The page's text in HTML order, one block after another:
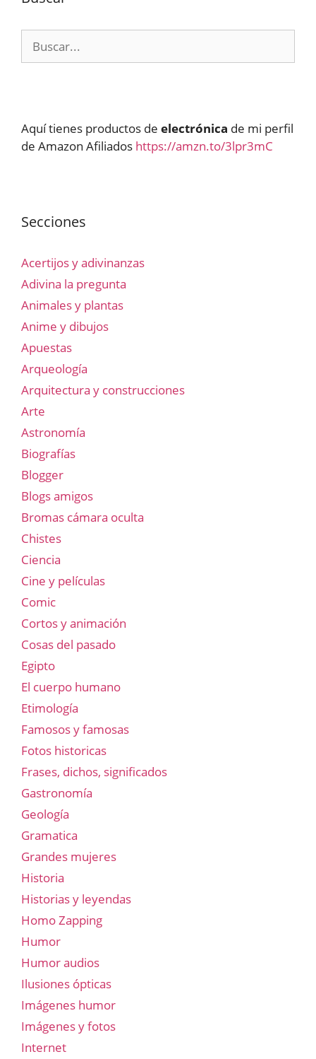
Aquí tienes productos de electrónica de mi perfil
de Amazon Afiliados https://amzn.to/3lpr3mC
Secciones
Acertijos y adivinanzas
Adivina la pregunta
Animales y plantas
Anime y dibujos
Apuestas
Arqueología
Arquitectura y construcciones
Arte
Astronomía
Biografías
Blogger
Blogs amigos
Bromas cámara oculta
Chistes
Ciencia
Cine y películas
Comic
Cortos y animación
Cosas del pasado
Egipto
El cuerpo humano
Etimología
Famosos y famosas
Fotos historicas
Frases, dichos, significados
Gastronomía
Geología
Gramatica
Grandes mujeres
Historia
Historias y leyendas
Homo Zapping
Humor
Humor audios
Ilusiones ópticas
Imágenes humor
Imágenes y fotos
Internet